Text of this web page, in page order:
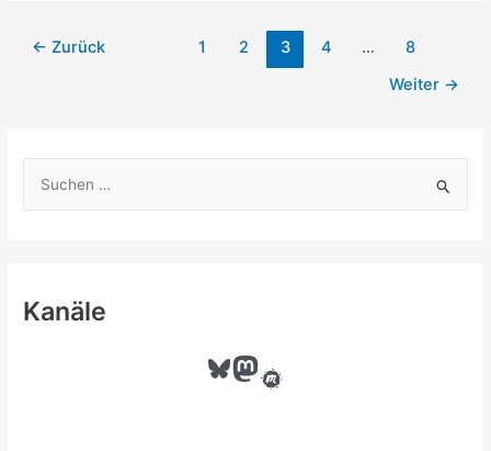
in← Zurück 1 2 3 4 …
8
Weiter →
n
Kanäle
Bluesky Mastodon Meetup